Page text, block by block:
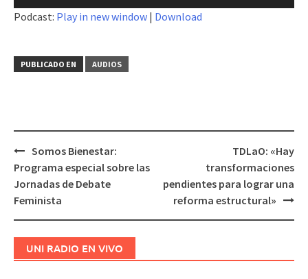
audio
Podcast: Play in new window | Download
PUBLICADO EN AUDIOS
Navegación
de
entradas
Somos Bienestar:
Programa especial sobre las
Jornadas de Debate
Feminista
TDLaO: «Hay
transformaciones
pendientes para lograr una
reforma estructural»
UNI RADIO EN VIVO